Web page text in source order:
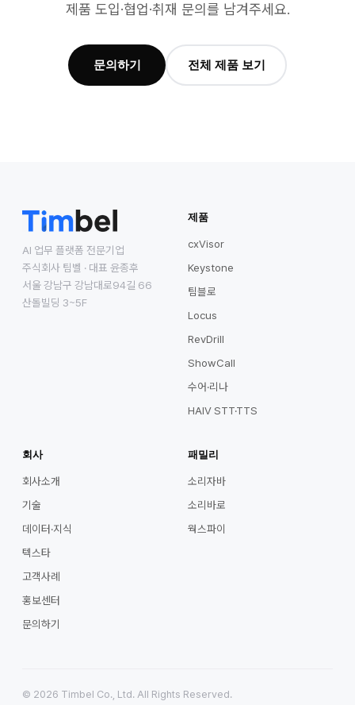
제품 도입·협업·취재 문의를 남겨주세요.
문의하기 전체 제품 보기
AI 업무 플랫폼 전문기업
주식회사 팀벨 · 대표 윤종후
서울 강남구 강남대로94길 66
산돌빌딩 3~5F
제품
cxVisor
Keystone
팀블로
Locus
RevDrill
ShowCall
수어·리나
HAIV STT·TTS
회사
회사소개
기술
데이터·지식
텍스타
고객사례
홍보센터
문의하기
패밀리
소리자바
소리바로
웍스파이
© 2026 Timbel Co., Ltd. All Rights Reserved.